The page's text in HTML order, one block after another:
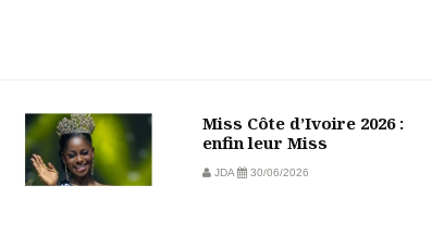
Miss Côte d’Ivoire 2026 :
enfin leur Miss
JDA 30/06/2026